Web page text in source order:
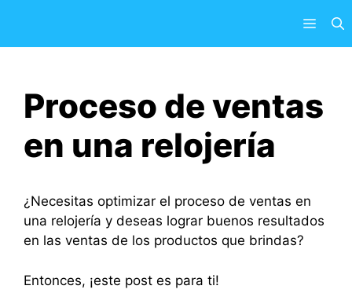
contenido
Menú
Proceso de ventas
en una relojería
¿Necesitas optimizar el proceso de ventas en
una relojería y deseas lograr buenos resultados
en las ventas de los productos que brindas?
Entonces, ¡este post es para ti!